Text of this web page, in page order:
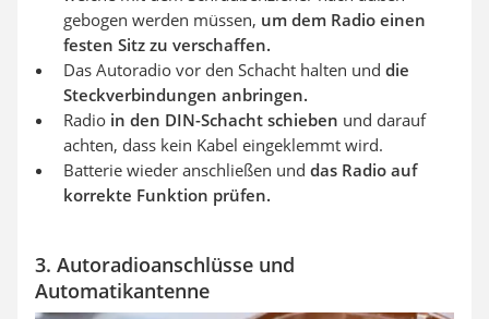
gebogen werden müssen, um dem Radio einen
festen Sitz zu verschaffen.
Das Autoradio vor den Schacht halten und die
Steckverbindungen anbringen.
Radio in den DIN-Schacht schieben und darauf
achten, dass kein Kabel eingeklemmt wird.
Batterie wieder anschließen und das Radio auf
korrekte Funktion prüfen.
3. Autoradioanschlüsse und
Automatikantenne